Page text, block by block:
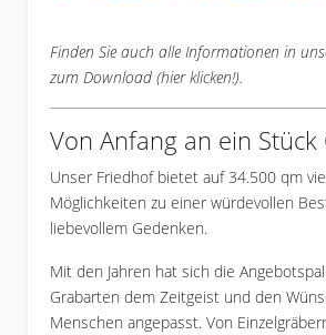
Finden Sie auch alle Informationen in
zum Download (hier klicken!).
Von Anfang an ein Stück
Unser Friedhof bietet auf 34.500 qm
Möglichkeiten zu einer würdevollen
liebevollem Gedenken.
Mit den Jahren hat sich die
Grabarten dem Zeitgeist und den
Menschen angepasst. Von